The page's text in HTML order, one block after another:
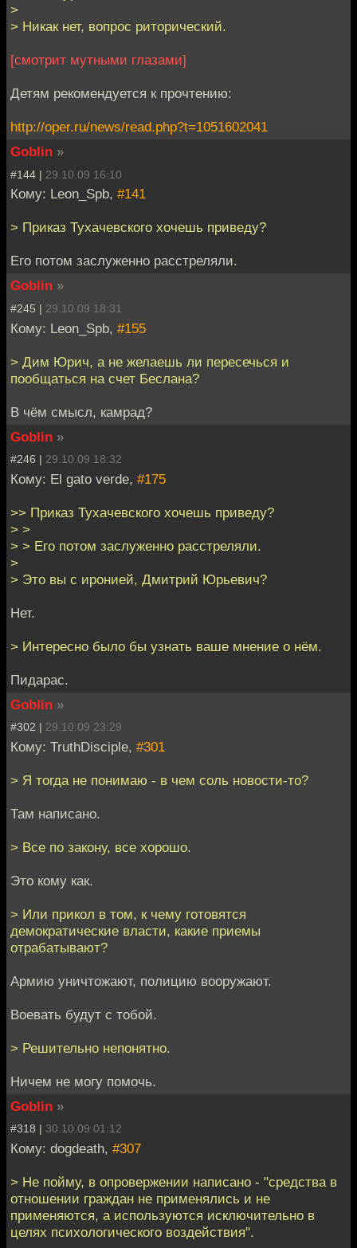
>
> Никак нет, вопрос риторический.
[смотрит мутными глазами]
Детям рекомендуется к прочтению:
http://oper.ru/news/read.php?t=1051602041
Goblin »
#144 | 29.10.09 16:10
Кому: Leon_Spb, #141
> Приказ Тухачевского хочешь приведу?
Его потом заслуженно расстреляли.
Goblin »
#245 | 29.10.09 18:31
Кому: Leon_Spb, #155
> Дим Юрич, а не желаешь ли пересечься и
пообщаться на счет Беслана?
В чём смысл, камрад?
Goblin »
#246 | 29.10.09 18:32
Кому: El gato verde, #175
>> Приказ Тухачевского хочешь приведу?
> >
> > Его потом заслуженно расстреляли.
>
> Это вы с иронией, Дмитрий Юрьевич?
Нет.
> Интересно было бы узнать ваше мнение о нём.
Пидарас.
Goblin »
#302 | 29.10.09 23:29
Кому: TruthDisciple, #301
> Я тогда не понимаю - в чем соль новости-то?
Там написано.
> Все по закону, все хорошо.
Это кому как.
> Или прикол в том, к чему готовятся
демократические власти, какие приемы
отрабатывают?
Армию уничтожают, полицию вооружают.
Воевать будут с тобой.
> Решительно непонятно.
Ничем не могу помочь.
Goblin »
#318 | 30.10.09 01:12
Кому: dogdeath, #307
> Не пойму, в опровержении написано - "средства в
отношении граждан не применялись и не
применяются, а используются исключительно в
целях психологического воздействия".